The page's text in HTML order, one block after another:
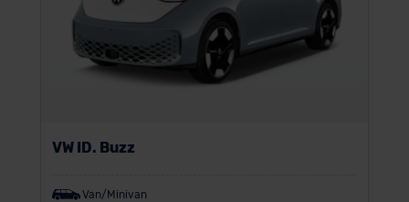
VW ID. Buzz
Van/Minivan